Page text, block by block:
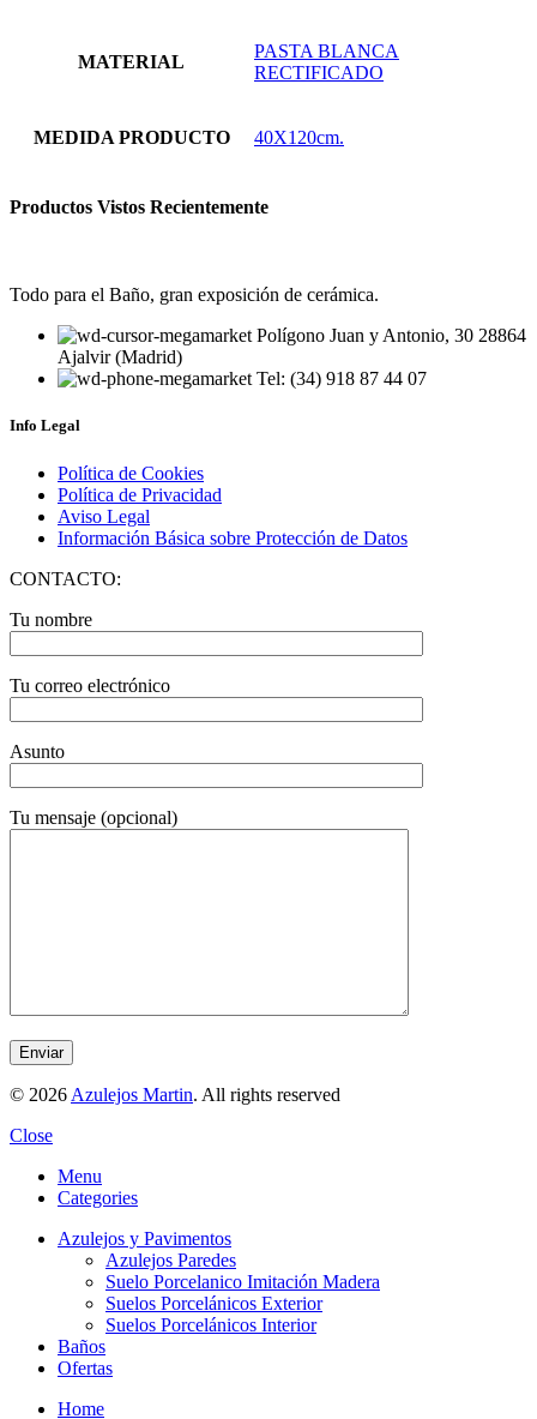
MATERIAL
PASTA BLANCA
RECTIFICADO
MEDIDA PRODUCTO 40X120cm.
Productos Vistos Recientemente
Todo para el Baño, gran exposición de cerámica.
Polígono Juan y Antonio, 30 28864
Ajalvir (Madrid)
Tel: (34) 918 87 44 07
Info Legal
Política de Cookies
Política de Privacidad
Aviso Legal
Información Básica sobre Protección de Datos
CONTACTO:
Tu nombre
Tu correo electrónico
Asunto
Tu mensaje (opcional)
© 2026 Azulejos Martin. All rights reserved
Close
Menu
Categories
Azulejos y Pavimentos
Azulejos Paredes
Suelo Porcelanico Imitación Madera
Suelos Porcelánicos Exterior
Suelos Porcelánicos Interior
Baños
Ofertas
Home